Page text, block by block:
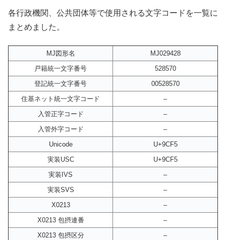
各行政機関、公共団体等で使用される文字コードを一覧に
まとめました。
MJ図形名
MJ029428
戸籍統一文字番号
528570
登記統一文字番号
00528570
住基ネット統一文字コード
–
入管正字コード
–
入管外字コード
–
Unicode
U+9CF5
実装USC
U+9CF5
実装IVS
–
実装SVS
–
X0213
–
X0213 包摂連番
–
X0213 包摂区分
–